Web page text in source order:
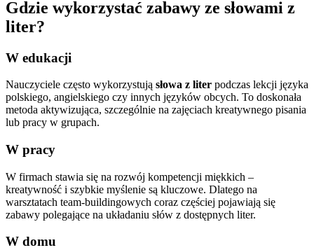
Gdzie wykorzystać zabawy ze słowami z
liter?
W edukacji
Nauczyciele często wykorzystują słowa z liter podczas lekcji języka
polskiego, angielskiego czy innych języków obcych. To doskonała
metoda aktywizująca, szczególnie na zajęciach kreatywnego pisania
lub pracy w grupach.
W pracy
W firmach stawia się na rozwój kompetencji miękkich –
kreatywność i szybkie myślenie są kluczowe. Dlatego na
warsztatach team-buildingowych coraz częściej pojawiają się
zabawy polegające na układaniu słów z dostępnych liter.
W domu